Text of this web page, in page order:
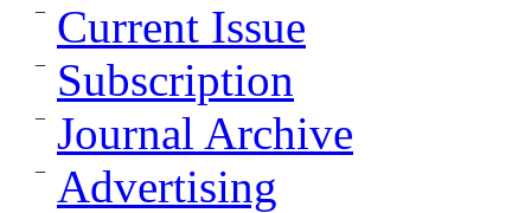
Current Issue
Subscription
Journal Archive
Advertising